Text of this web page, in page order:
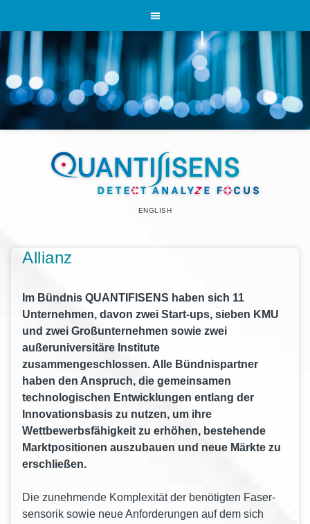
ENGLISH
Allianz
Im Bündnis QUANTIFISENS haben sich 11
Unternehmen, davon zwei Start-ups, sieben KMU
und zwei Großunternehmen sowie zwei
außeruniversitäre Institute
zusammengeschlossen. Alle Bündnispartner
haben den Anspruch, die gemeinsamen
technologischen Entwicklungen entlang der
Innovationsbasis zu nutzen, um ihre
Wettbewerbsfähigkeit zu erhöhen, bestehende
Marktpositionen auszubauen und neue Märkte zu
erschließen.
Die zuneh­men­de Kom­ple­xi­tät der benö­tig­ten Faser­
sen­so­rik sowie neue Anfor­de­run­gen auf dem sich